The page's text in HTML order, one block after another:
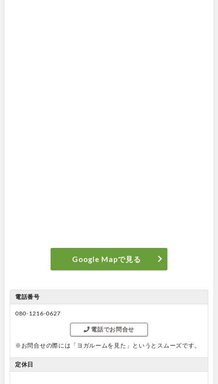
Google Mapで見る
電話番号
080-1216-0627
電話でお問合せ
※お問合せの際には「ヨガルームを見た」というとスムーズです。
定休日